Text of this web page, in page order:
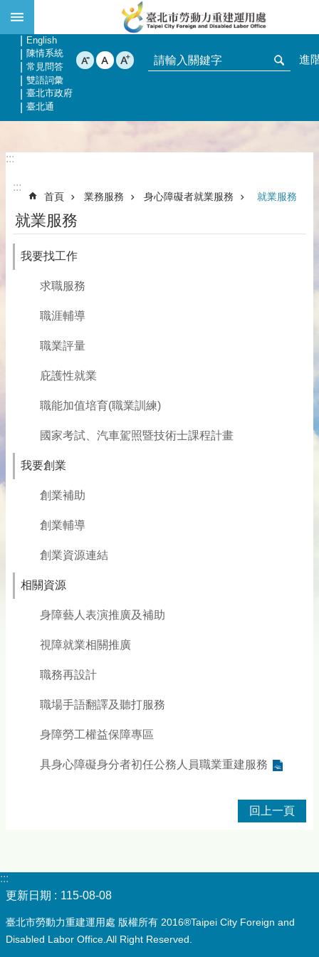
跳到主要內容區塊
網站導覽
English
陳情系統
常見問答
雙語詞彙
臺北市政府
臺北通
進
:::
:::
首頁 業務服務 身心障礙者就業服務 就業服務
就業服務
我要找工作
求職服務
職涯輔導
職業評量
庇護性就業
職能加值培育(職業訓練)
國家考試、汽車駕照暨技術士課程計畫
我要創業
創業補助
創業輔導
創業資源連結
相關資源
身障藝人表演推廣及補助
視障就業相關推廣
職務再設計
職場手語翻譯及聽打服務
身障勞工權益保障專區
具身心障礙身分者初任公務人員職業重建服務
回上一頁
:::
更新日期
115-08-08
臺北市勞動力重建運用處 版權所有 2016®Taipei City Foreign and
Disabled Labor Office.All Right Reserved.